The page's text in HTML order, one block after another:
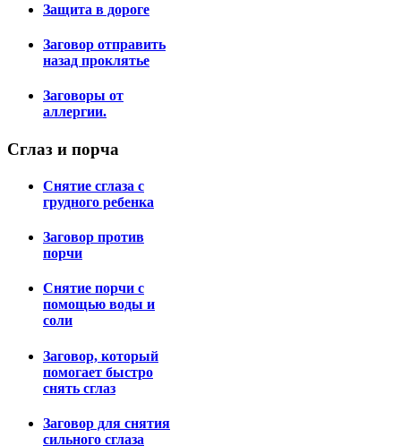
Защита в дороге
Заговор отправить
назад проклятье
Заговоры от
аллергии.
Сглаз и порча
Снятие сглаза с
грудного ребенка
Заговор против
порчи
Снятие порчи с
помощью воды и
соли
Заговор, который
помогает быстро
снять сглаз
Заговор для снятия
сильного сглаза